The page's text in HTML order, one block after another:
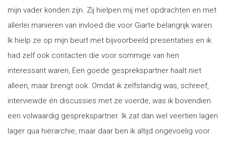
mijn vader konden zijn. Zij hielpen mij met opdrachten en met
allerlei manieren van invloed die voor Giarte belangrijk waren.
Ik hielp ze op mijn beurt met bijvoorbeeld presentaties en ik
had zelf ook contacten die voor sommige van hen
interessant waren, Een goede gesprekspartner haalt niet
alleen, maar brengt ook. Omdat ik zelfstandig was, schreef,
interviewde én discussies met ze voerde, was ik bovendien
een volwaardig gesprekspartner. Ik zat dan wel veertien lagen
lager qua hiërarchie, maar daar ben ik altijd ongevoelig voor